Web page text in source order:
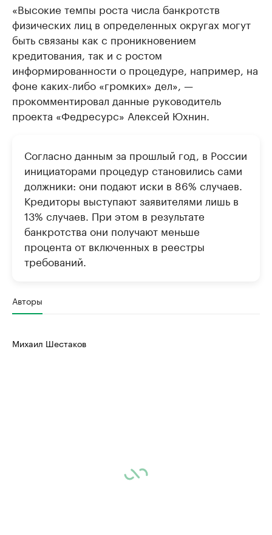
«Высокие темпы роста числа банкротств
физических лиц в определенных округах могут
быть связаны как с проникновением
кредитования, так и с ростом
информированности о процедуре, например, на
фоне каких-либо «громких» дел», —
прокомментировал данные руководитель
проекта «Федресурс» Алексей Юхнин.
Согласно данным за прошлый год, в России
инициаторами процедур становились сами
должники: они подают иски в 86% случаев.
Кредиторы выступают заявителями лишь в
13% случаев. При этом в результате
банкротства они получают меньше
процента от включенных в реестры
требований.
Авторы
Михаил Шестаков